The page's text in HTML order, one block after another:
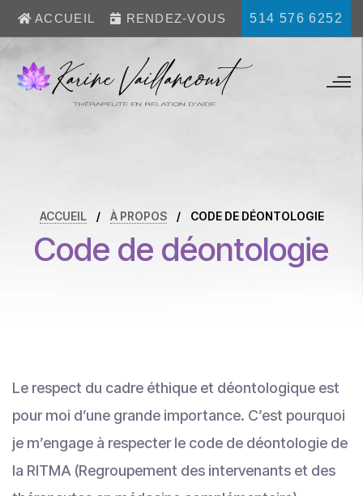
ACCUEIL RENDEZ-VOUS 514 576 6252
ACCUEIL / À PROPOS / CODE DE DÉONTOLOGIE
Code de déontologie
Le respect du cadre éthique et déontologique est
pour moi d’une grande importance. C’est pourquoi
je m’engage à respecter le code de déontologie de
la RITMA (Regroupement des intervenants et des